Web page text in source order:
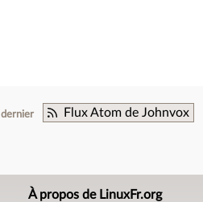
Flux Atom de Johnvox
dernier
À propos de LinuxFr.org